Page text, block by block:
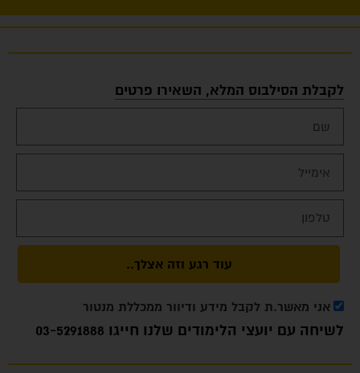
לקבלת הסילבוס המלא, השאירו פרטים
אני מאשר.ת לקבל מידע ודיוור ממכללת מנטור
עוד רגע וזה אצלך..
לשיחה עם יועצי הלימודים שלנו חייגו 03-5291888